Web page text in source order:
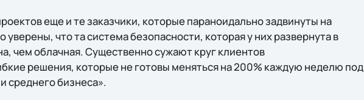
еще и те заказчики, которые параноидально задвинуты на
что та система безопасности, которая у них развернута в
чем облачная. Существенно сужают круг клиентов
решения, которые не готовы меняться на 200% каждую неделю под
среднего бизнеса».